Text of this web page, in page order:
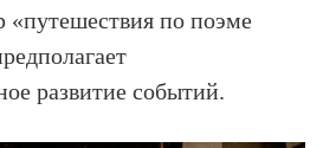
«путешествия по поэме
развитие событий.